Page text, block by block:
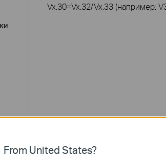
Vx.30=Vx.32/Vx.33 (например:
From United States?